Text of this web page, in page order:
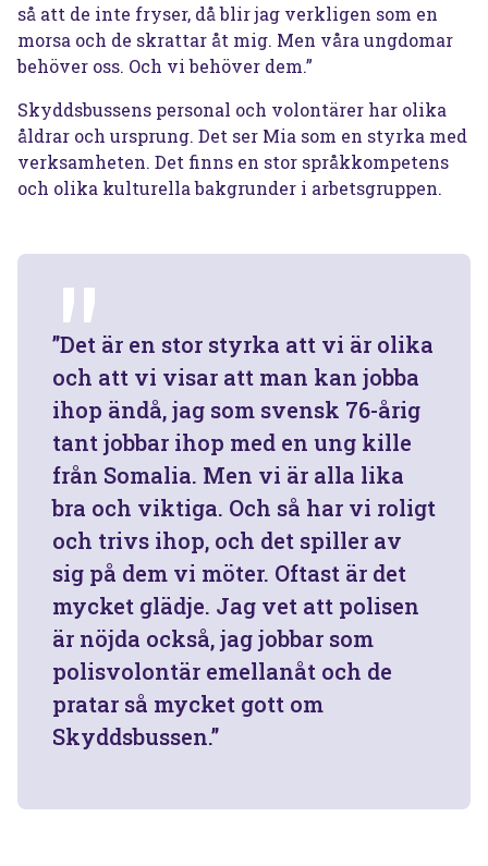
så att de inte fryser, då blir jag verkligen som en
morsa och de skrattar åt mig. Men våra ungdomar
behöver oss. Och vi behöver dem.”
Skyddsbussens personal och volontärer har olika
åldrar och ursprung. Det ser Mia som en styrka med
verksamheten. Det finns en stor språkkompetens
och olika kulturella bakgrunder i arbetsgruppen.
”Det är en stor styrka att vi är olika
och att vi visar att man kan jobba
ihop ändå, jag som svensk 76-årig
tant jobbar ihop med en ung kille
från Somalia. Men vi är alla lika
bra och viktiga. Och så har vi roligt
och trivs ihop, och det spiller av
sig på dem vi möter. Oftast är det
mycket glädje. Jag vet att polisen
är nöjda också, jag jobbar som
polisvolontär emellanåt och de
pratar så mycket gott om
Skyddsbussen.”